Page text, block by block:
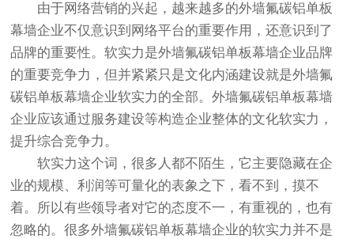
由于网络营销的兴起，越来越多的外墙氟碳铝单板
幕墙企业不仅意识到网络平台的重要作用，还意识到了
品牌的重要性。软实力是外墙氟碳铝单板幕墙企业品牌
的重要竞争力，但并紧紧只是文化内涵建设就是外墙氟
碳铝单板幕墙企业软实力的全部。外墙氟碳铝单板幕墙
企业应该通过服务建设等构造企业整体的文化软实力，
提升综合竞争力。
软实力这个词，很多人都不陌生，它主要隐藏在企
业的规模、利润等可量化的表象之下，看不到，摸不
着。所以有些领导者对它的态度不一，有重视的，也有
忽略的。很多外墙氟碳铝单板幕墙企业的软实力并不是